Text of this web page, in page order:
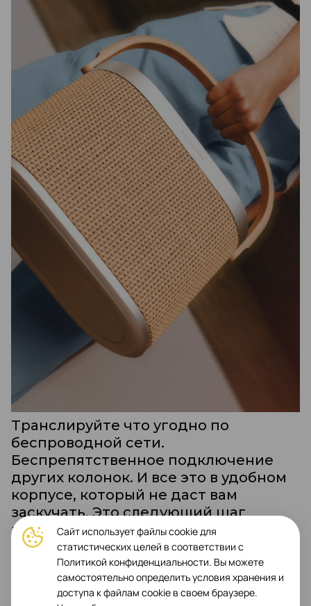
Транслируйте что угодно по
беспроводной сети.
Беспрепятственное подключение
других колонок. И все это в удобном
корпусе, который не даст вам
заскучать. Это следующий шаг
музыки.Сайт использует файлы cookie для
статистических целей в соответствии с
Политикой конфиденциальности. Вы можете
самостоятельно определить условия хранения и
доступа к файлам cookie в своем браузере.